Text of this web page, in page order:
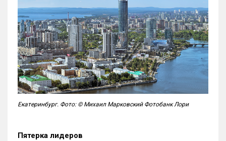
Екатеринбург. Фото: © Михаил Марковский Фотобанк Лори
Пятерка лидеров